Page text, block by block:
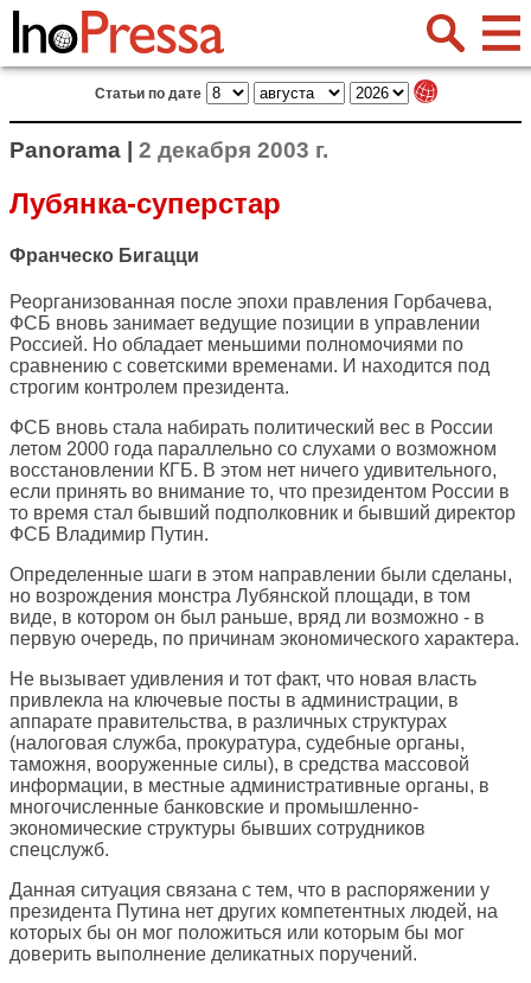
Статьи по дате
Panorama | 2 декабря 2003 г.
Лубянка-суперстар
Франческо Бигацци
Реорганизованная после эпохи правления Горбачева,
ФСБ вновь занимает ведущие позиции в управлении
Россией. Но обладает меньшими полномочиями по
сравнению с советскими временами. И находится под
строгим контролем президента.
ФСБ вновь стала набирать политический вес в России
летом 2000 года параллельно со слухами о возможном
восстановлении КГБ. В этом нет ничего удивительного,
если принять во внимание то, что президентом России в
то время стал бывший подполковник и бывший директор
ФСБ Владимир Путин.
Определенные шаги в этом направлении были сделаны,
но возрождения монстра Лубянской площади, в том
виде, в котором он был раньше, вряд ли возможно - в
первую очередь, по причинам экономического характера.
Не вызывает удивления и тот факт, что новая власть
привлекла на ключевые посты в администрации, в
аппарате правительства, в различных структурах
(налоговая служба, прокуратура, судебные органы,
таможня, вооруженные силы), в средства массовой
информации, в местные административные органы, в
многочисленные банковские и промышленно-
экономические структуры бывших сотрудников
спецслужб.
Данная ситуация связана с тем, что в распоряжении у
президента Путина нет других компетентных людей, на
которых бы он мог положиться или которым бы мог
доверить выполнение деликатных поручений.